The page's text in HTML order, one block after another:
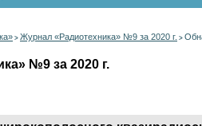
> Журнал «Радиотехника» №9 за 2020 г. >
№9 за 2020 г.